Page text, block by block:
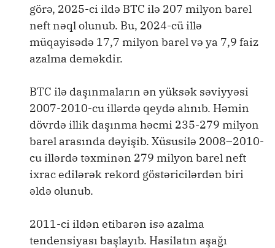
görə, 2025-ci ildə BTC ilə 207 milyon barel
neft nəql olunub. Bu, 2024-cü illə
müqayisədə 17,7 milyon barel və ya 7,9 faiz
azalma deməkdir.
BTC ilə daşınmaların ən yüksək səviyyəsi
2007-2010-cu illərdə qeydə alınıb. Həmin
dövrdə illik daşınma həcmi 235-279 milyon
barel arasında dəyişib. Xüsusilə 2008–2010-
cu illərdə təxminən 279 milyon barel neft
ixrac edilərək rekord göstəricilərdən biri
əldə olunub.
2011-ci ildən etibarən isə azalma
tendensiyası başlayıb. Hasilatın aşağı